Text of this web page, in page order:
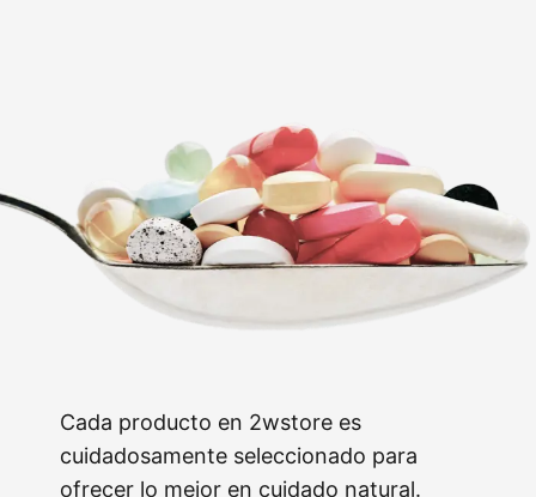
Cada producto en 2wstore es
cuidadosamente seleccionado para
ofrecer lo mejor en cuidado natural.